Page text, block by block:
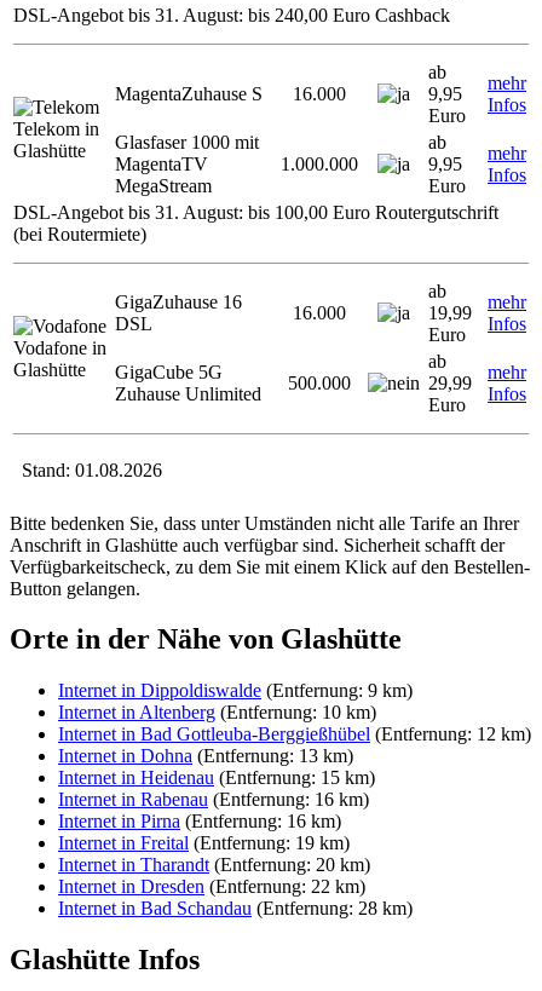
DSL-Angebot bis 31. August: bis 240,00 Euro Cashback
Telekom in
Glashütte
MagentaZuhause S 16.000
ab
9,95
Euro
mehr
Infos
Glasfaser 1000 mit
MagentaTV
MegaStream
1.000.000
ab
9,95
Euro
mehr
Infos
DSL-Angebot bis 31. August: bis 100,00 Euro Routergutschrift
(bei Routermiete)
Vodafone in
Glashütte
GigaZuhause 16
DSL
16.000
ab
19,99
Euro
mehr
Infos
GigaCube 5G
Zuhause Unlimited
500.000
ab
29,99
Euro
mehr
Infos
Stand: 01.08.2026
Bitte bedenken Sie, dass unter Umständen nicht alle Tarife an Ihrer
Anschrift in Glashütte auch verfügbar sind. Sicherheit schafft der
Verfügbarkeitscheck, zu dem Sie mit einem Klick auf den Bestellen-
Button gelangen.
Orte in der Nähe von Glashütte
Internet in Dippoldiswalde (Entfernung: 9 km)
Internet in Altenberg (Entfernung: 10 km)
Internet in Bad Gottleuba-Berggießhübel (Entfernung: 12 km)
Internet in Dohna (Entfernung: 13 km)
Internet in Heidenau (Entfernung: 15 km)
Internet in Rabenau (Entfernung: 16 km)
Internet in Pirna (Entfernung: 16 km)
Internet in Freital (Entfernung: 19 km)
Internet in Tharandt (Entfernung: 20 km)
Internet in Dresden (Entfernung: 22 km)
Internet in Bad Schandau (Entfernung: 28 km)
Glashütte Infos